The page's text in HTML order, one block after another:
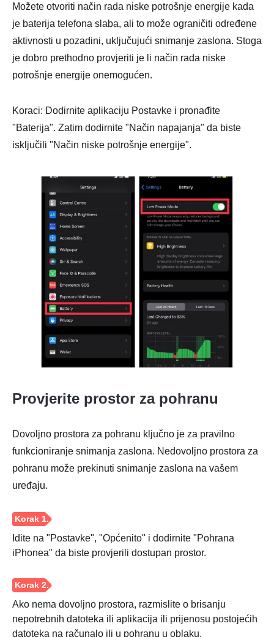
Korak 1.
Korak 2.
Možete otvoriti način rada niske potrošnje energije kada
je baterija telefona slaba, ali to može ograničiti određene
aktivnosti u pozadini, uključujući snimanje zaslona. Stoga
je dobro prethodno provjeriti je li način rada niske
potrošnje energije onemogućen.
Koraci: Dodirnite aplikaciju Postavke i pronađite
"Baterija". Zatim dodirnite "Način napajanja" da biste
isključili "Način niske potrošnje energije".
Provjerite prostor za pohranu
Dovoljno prostora za pohranu ključno je za pravilno
funkcioniranje snimanja zaslona. Nedovoljno prostora za
pohranu može prekinuti snimanje zaslona na vašem
uređaju.
Idite na "Postavke", "Općenito" i dodirnite "Pohrana
iPhonea" da biste provjerili dostupan prostor.
Ako nema dovoljno prostora, razmislite o brisanju
nepotrebnih datoteka ili aplikacija ili prijenosu postojećih
datoteka na računalo ili u pohranu u oblaku.